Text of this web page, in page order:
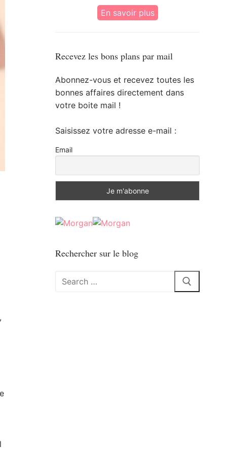
En savoir plus
Recevez les bons plans par mail
Abonnez-vous et recevez toutes les
bonnes affaires directement dans
votre boite mail !
Saisissez votre adresse e-mail :
Email
Rechercher sur le blog
Rechercher